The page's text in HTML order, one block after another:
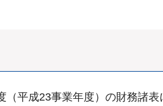
平成23事業年度）の財務諸表